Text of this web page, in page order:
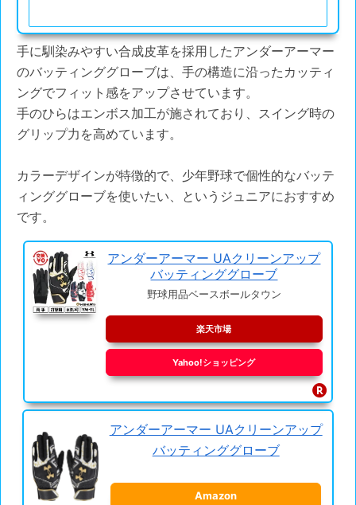
手に馴染みやすい合成皮革を採用したアンダーアーマー
のバッティンググローブは、手の構造に沿ったカッティ
ングでフィット感をアップさせています。
手のひらはエンボス加工が施されており、スイング時の
グリップ力を高めています。
カラーデザインが特徴的で、少年野球で個性的なバッテ
ィンググローブを使いたい、というジュニアにおすすめ
です。
アンダーアーマー UAクリーンアップ
バッティンググローブ
野球用品ベースボールタウン
楽天市場
Yahoo!ショッピング
アンダーアーマー UAクリーンアップ
バッティンググローブ
Amazon